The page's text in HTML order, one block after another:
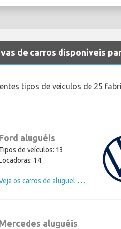
de carros disponíveis
tipos de veículos de 25
Ford aluguéis
Tipos de veículos: 13
14
V
eja os carros de aluguel de Ford
Mercedes aluguéis